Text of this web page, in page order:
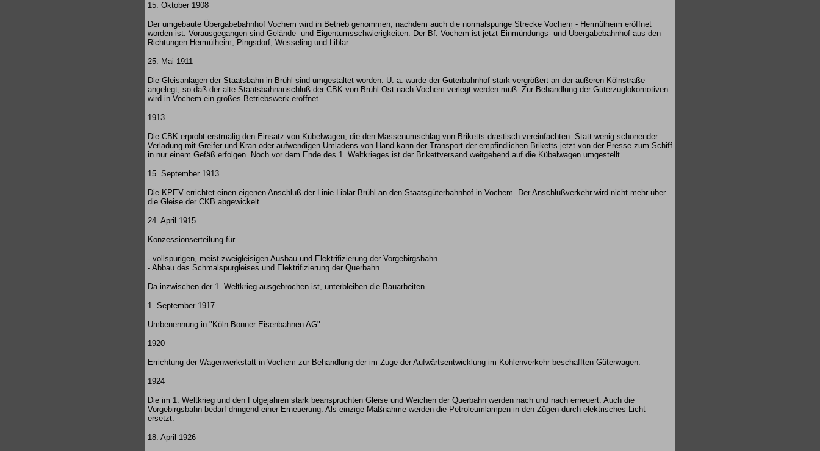
15. Oktober 1908
Der umgebaute Übergabebahnhof Vochem wird in Betrieb genommen, nachdem auch die normalspurige Strecke Vochem - Hermülheim eröffnet
worden ist. Vorausgegangen sind Gelände- und Eigentumsschwierigkeiten. Der Bf. Vochem ist jetzt Einmündungs- und Übergabebahnhof aus den
Richtungen Hermülheim, Pingsdorf, Wesseling und Liblar.
25. Mai 1911
Die Gleisanlagen der Staatsbahn in Brühl sind umgestaltet worden. U. a. wurde der Güterbahnhof stark vergrößert an der äußeren Kölnstraße
angelegt, so daß der alte Staatsbahnanschluß der CBK von Brühl Ost nach Vochem verlegt werden muß. Zur Behandlung der Güterzuglokomotiven
wird in Vochem ein großes Betriebswerk eröffnet.
1913
Die CBK erprobt erstmalig den Einsatz von Kübelwagen, die den Massenumschlag von Briketts drastisch vereinfachten. Statt wenig schonender
Verladung mit Greifer und Kran oder aufwendigen Umladens von Hand kann der Transport der empfindlichen Briketts jetzt von der Presse zum Schiff
in nur einem Gefäß erfolgen. Noch vor dem Ende des 1. Weltkrieges ist der Brikettversand weitgehend auf die Kübelwagen umgestellt.
15. September 1913
Die KPEV errichtet einen eigenen Anschluß der Linie Liblar Brühl an den Staatsgüterbahnhof in Vochem. Der Anschlußverkehr wird nicht mehr über
die Gleise der CKB abgewickelt.
24. April 1915
Konzessionserteilung für
- vollspurigen, meist zweigleisigen Ausbau und Elektrifizierung der Vorgebirgsbahn
- Abbau des Schmalspurgleises und Elektrifizierung der Querbahn
Da inzwischen der 1. Weltkrieg ausgebrochen ist, unterbleiben die Bauarbeiten.
1. September 1917
Umbenennung in "Köln-Bonner Eisenbahnen AG"
1920
Errichtung der Wagenwerkstatt in Vochem zur Behandlung der im Zuge der Aufwärtsentwicklung im Kohlenverkehr beschafften Güterwagen.
1924
Die im 1. Weltkrieg und den Folgejahren stark beanspruchten Gleise und Weichen der Querbahn werden nach und nach erneuert. Auch die
Vorgebirgsbahn bedarf dringend einer Erneuerung. Als einzige Maßnahme werden die Petroleumlampen in den Zügen durch elektrisches Licht
ersetzt.
18. April 1926